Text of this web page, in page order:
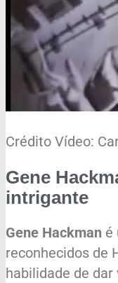
Crédito Vídeo:
Gene
intrigante
Gene Hackman é
reconhecidos de
habilidade de